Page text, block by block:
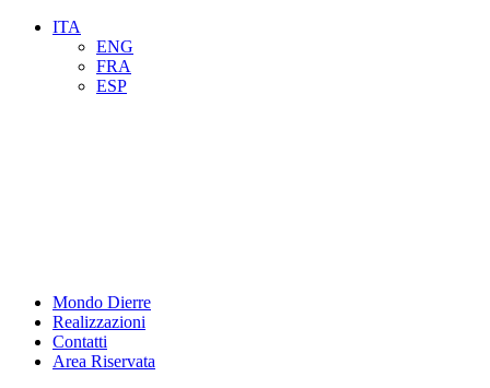
ITA
ENG
FRA
ESP
Mondo Dierre
Realizzazioni
Contatti
Area Riservata